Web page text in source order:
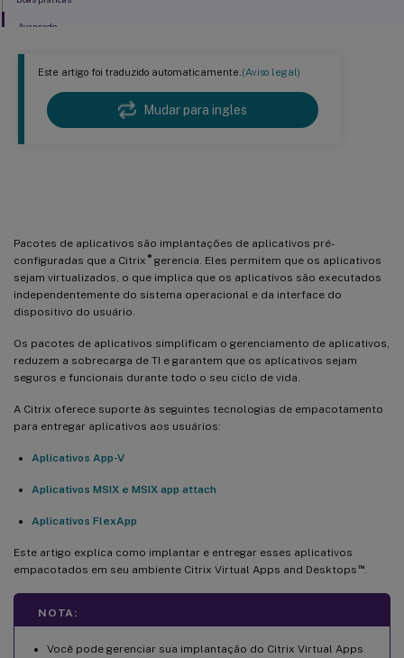
Este artigo foi traduzido automaticamente.(Aviso legal)
Mudar para ingles
Pacotes de aplicativos são implantações de aplicativos pré-
configuradas que a Citrix ®gerencia. Eles permitem que os aplicativos
sejam virtualizados, o que implica que os aplicativos são executados
independentemente do sistema operacional e da interface do
dispositivo do usuário.
Os pacotes de aplicativos simplificam o gerenciamento de aplicativos,
reduzem a sobrecarga de TI e garantem que os aplicativos sejam
seguros e funcionais durante todo o seu ciclo de vida.
A Citrix oferece suporte às seguintes tecnologias de empacotamento
para entregar aplicativos aos usuários:
Aplicativos App-V
Aplicativos MSIX e MSIX app attach
Aplicativos FlexApp
Este artigo explica como implantar e entregar esses aplicativos
empacotados em seu ambiente Citrix Virtual Apps and Desktops ™.
NOTA:
Você pode gerenciar sua implantação do Citrix Virtual Apps
Avançado